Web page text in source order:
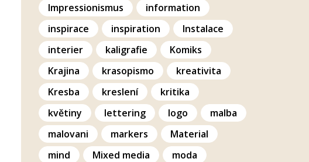
Impressionismus
information
inspirace
inspiration
Instalace
interier
kaligrafie
Komiks
Krajina
krasopismo
kreativita
Kresba
kreslení
kritika
květiny
lettering logo
malba
malovani
markers
Material
mind
Mixed media
moda